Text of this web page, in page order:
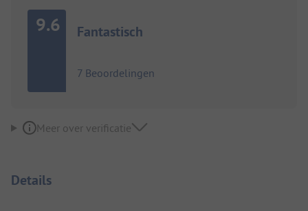
9.6 Fantastisch
7 Beoordelingen
Meer over verificatie
Details